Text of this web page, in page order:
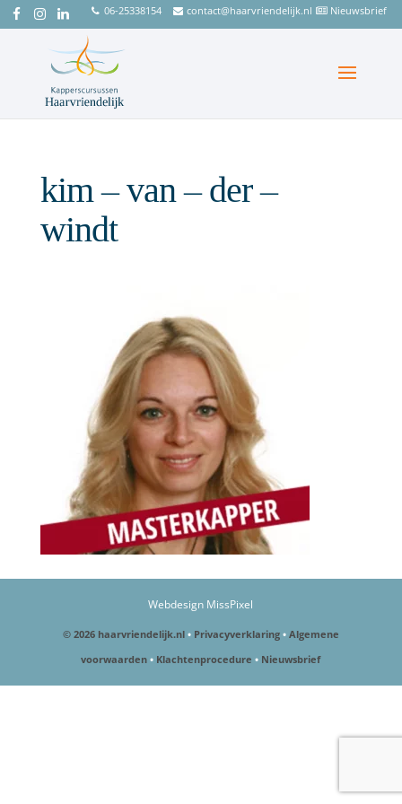
06-25338154 contact@haarvriendelijk.nl Nieuwsbrief
kim – van – der –
windt
Webdesign MissPixel
© 2026 haarvriendelijk.nl • Privacyverklaring • Algemene
voorwaarden • Klachtenprocedure • Nieuwsbrief